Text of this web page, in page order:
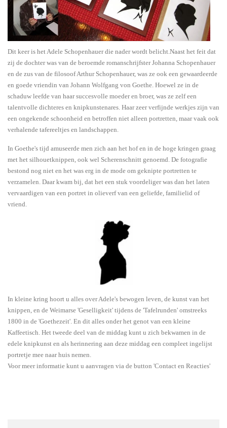
Dit keer is het Adele Schopenhauer die nader wordt belicht.Naast het feit dat
zij de dochter was van de beroemde romanschrijfster Johanna Schopenhauer
en de zus van de filosoof Arthur Schopenhauer, was ze ook een gewaardeerde
en goede vriendin van Johann Wolfgang von Goethe. Hoewel ze in de
schaduw leefde van haar succesvolle moeder en broer, was ze zelf een
talentvolle dichteres en knipkunstenares. Haar zeer verfijnde werkjes zijn van
een ongekende schoonheid en betroffen niet alleen portretten, maar vaak ook
verhalende tafereeltjes en landschappen.
In Goethe's tijd amuseerde men zich aan het hof en in de hoge kringen graag
met het silhouetknippen, ook wel Scherenschnitt genoemd. De fotografie
bestond nog niet en het was erg in de mode om geknipte portretten te
verzamelen. Daar kwam bij, dat het een stuk voordeliger was dan het laten
vervaardigen van een portret in olieverf van een geliefde, familielid of
vriend.
In kleine kring hoort u alles over Adele's bewogen leven, de kunst van het
knippen, en de Weimarse 'Geselligkeit' tijdens de 'Tafelrunden' omstreeks
1800 in de 'Goethezeit'. En dit alles onder het genot van een kleine
Kaffeetisch. Het tweede deel van de middag kunt u zich bekwamen in de
edele knipkunst en als herinnering aan deze middag een compleet ingelijst
portretje mee naar huis nemen.
Voor meer informatie kunt u aanvragen via de button 'Contact en Reacties'